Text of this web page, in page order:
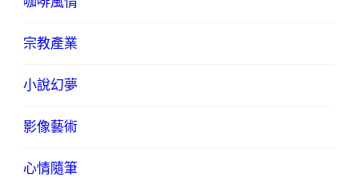
宗教產業
小說幻夢
影像藝術
心情隨筆